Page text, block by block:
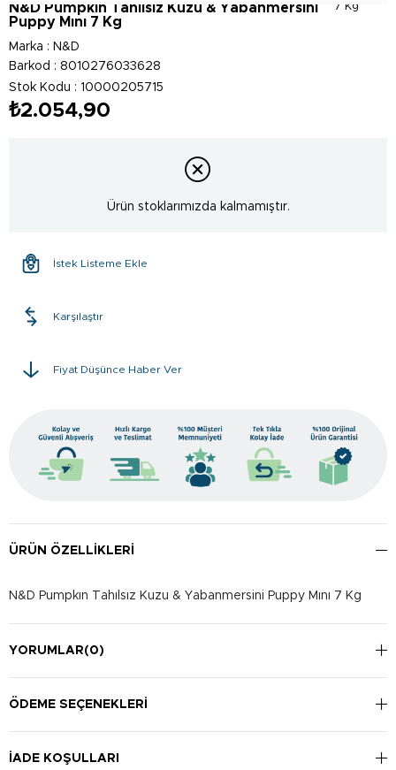
7 Kg
N&D Pumpkın Tahılsız Kuzu & Yabanmersini
Puppy Mını 7 Kg
Marka : N&D
Barkod : 8010276033628
Stok Kodu
10000205715
₺2.054,90
Ürün stoklarımızda kalmamıştır.
İstek Listeme Ekle
Karşılaştır
Fiyat Düşünce Haber Ver
ÜRÜN ÖZELLIKLERI
N&D Pumpkın Tahılsız Kuzu & Yabanmersini Puppy Mını 7 Kg
YORUMLAR(0)
ÖDEME SEÇENEKLERI
İADE KOŞULLARI